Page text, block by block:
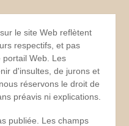
le site Web reflètent
respectifs, et pas
portail Web. Les
d'insultes, de jurons et
réservons le droit de
préavis ni explications.
publiée. Les champs